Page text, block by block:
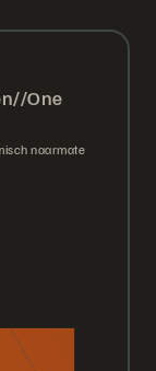
One
naarmate